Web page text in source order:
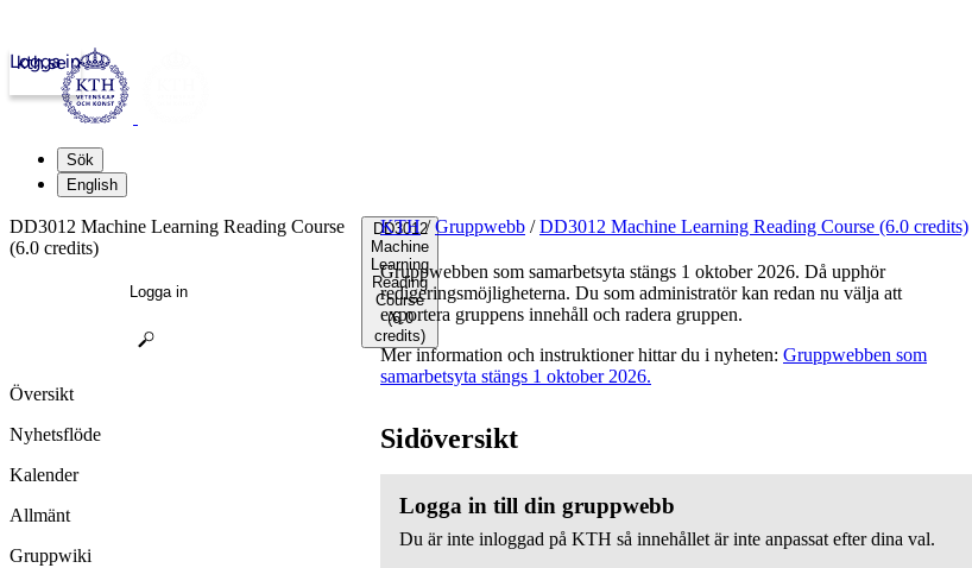
kth.se
Logga in
Sök
English
DD3012
Machine
Learning
Reading
Course
(6.0
credits)
KTH / Gruppwebb / DD3012 Machine Learning Reading Course (6.0 credits)
Gruppwebben som samarbetsyta stängs 1 oktober 2026. Då upphör
redigeringsmöjligheterna. Du som administratör kan redan nu välja att
exportera gruppens innehåll och radera gruppen.
Mer information och instruktioner hittar du i nyheten: Gruppwebben som
samarbetsyta stängs 1 oktober 2026.
Sidöversikt
Logga in till din gruppwebb
Du är inte inloggad på KTH så innehållet är inte anpassat efter dina val.
DD3012 Machine Learning Reading Course
(6.0 credits)
Logga in
Översikt
Nyhetsflöde
Kalender
Allmänt
Gruppwiki